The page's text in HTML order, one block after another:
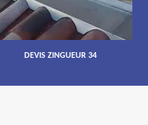
DEVIS ZINGUEUR 34